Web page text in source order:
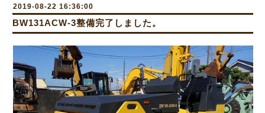
2019-08-22 16:36:00
BW131ACW-3整備完了しました。